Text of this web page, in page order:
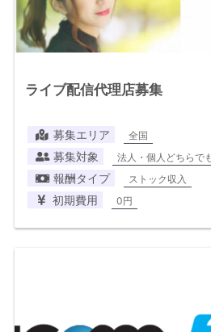
ライブ配信代理店募集
募集エリア 全国
募集対象 法人・個人どちらで
報酬タイプ ストック収入
初期費用 0円